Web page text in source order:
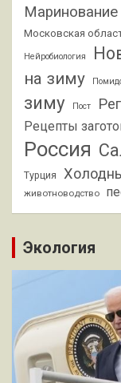
Маринование
Московская
Нейробиология
на зиму
зиму
Пост
Рецепты
Россия
Турция
животноводство
Экология